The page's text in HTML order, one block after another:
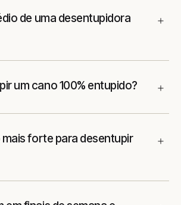
de uma desentupidora
um cano 100% entupido?
forte para desentupir